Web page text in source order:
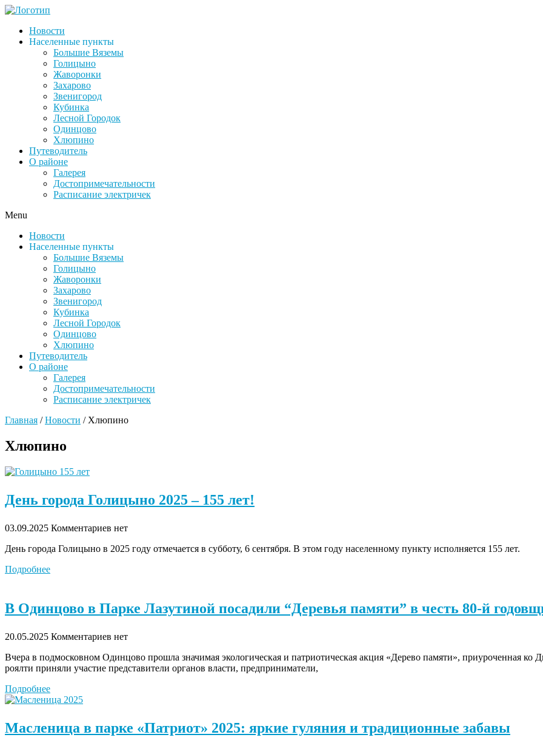
Новости
Населенные пункты
Большие Вяземы
Голицыно
Жаворонки
Захарово
Звенигород
Кубинка
Лесной Городок
Одинцово
Хлюпино
Путеводитель
О районе
Галерея
Достопримечательности
Расписание электричек
Menu
Новости
Населенные пункты
Большие Вяземы
Голицыно
Жаворонки
Захарово
Звенигород
Кубинка
Лесной Городок
Одинцово
Хлюпино
Путеводитель
О районе
Галерея
Достопримечательности
Расписание электричек
Главная /Новости / Хлюпино
Хлюпино
День города Голицыно 2025 – 155 лет!
03.09.2025 Комментариев нет
День города Голицыно в 2025 году отмечается в субботу, 6 сентября. В этом году населенному пункту исполняется 155 лет.
Подробнее
В Одинцово в Парке Лазутиной посадили “Деревья памяти” в честь 80-й
20.05.2025 Комментариев нет
Вчера в подмосковном Одинцово прошла значимая экологическая и патриотическая акция «Дерево памяти», приуроченная
роялти приняли участие представители органов власти, предприниматели,
Подробнее
Масленица в парке «Патриот» 2025: яркие гуляния и традиционные забавы